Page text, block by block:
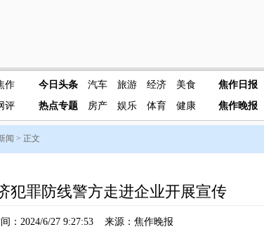
作
评
今日头条 汽车 旅游 经济
美食
热点专题
房产 娱乐 体育 健康
焦作日报
焦作晚报
闻 > 正文
犯罪防线警方走进企业开展宣传
：2024/6/27 9:27:53 来源：焦作晚报